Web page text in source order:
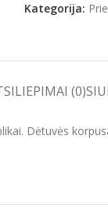
Kategorija:
(0)
Dėtuvės